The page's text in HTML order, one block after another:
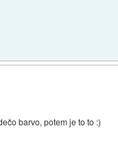
barvo, potem je to to :)